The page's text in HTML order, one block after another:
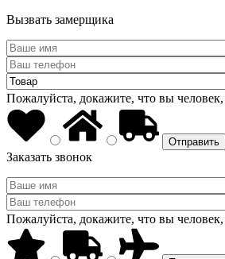
Вызвать замерщика
Пожалуйста, докажите, что вы
Заказать звонок
Пожалуйста, докажите, что вы